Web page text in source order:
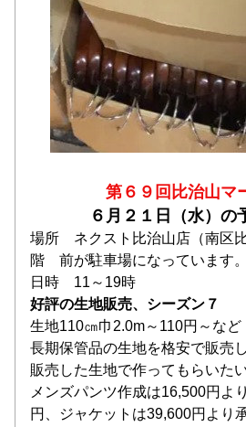
第６９回比治山マ
６月２１日（水）の
場所　ネクスト比治山店（南区
階　前が駐車場になっています。
日時　11～19時
好評の生地販売、シーズン７
生地110㎝巾2.0m～110円～など
長期保管品の生地を格安で販売し
販売した生地で作ってもらいた
メンズパンツ作成は16,500円よ
円、ジャケットは39,600円より